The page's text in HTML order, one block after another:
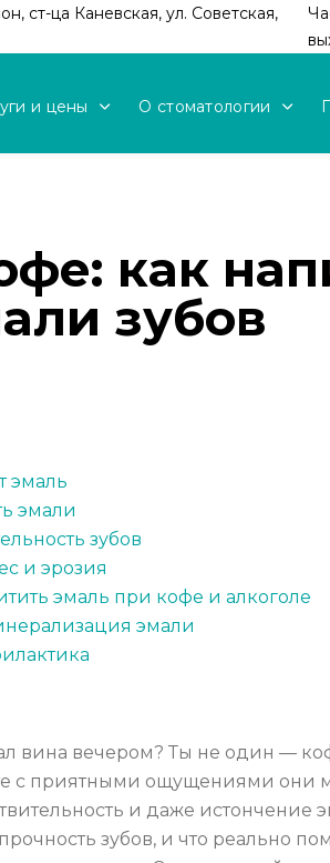
ст-ца Каневская, ул. Советская,
и цены О стоматологии
как
зубов
эмаль
эмали
зубов
и эрозия
эмаль при кофе и алкоголе
эмали
вина вечером? Ты не один —
с приятными ощущениями они
и даже истончение
зубов, и что реально